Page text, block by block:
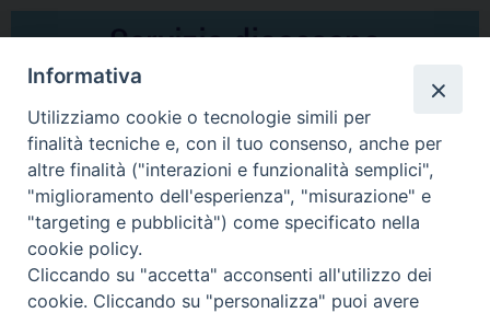
Comunicati Stampa
Il cordoglio dei Vescovi di Puglia per la morte di S.E.R. Mons. Agostino
Superbo
Nasce la Consulta Diocesana delle Aggregazioni Laicali di Castellaneta
Informativa
Utilizziamo cookie o tecnologie simili per
finalità tecniche e, con il tuo consenso, anche per
altre finalità ("interazioni e funzionalità semplici",
"miglioramento dell'esperienza", "misurazione" e
"targeting e pubblicità") come specificato nella
cookie policy.
Cliccando su "accetta" acconsenti all'utilizzo dei
cookie. Cliccando su "personalizza" puoi avere